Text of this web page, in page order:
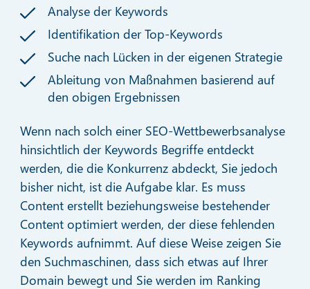
Analyse der Keywords
Identifikation der Top-Keywords
Suche nach Lücken in der eigenen Strategie
Ableitung von Maßnahmen basierend auf
den obigen Ergebnissen
Wenn nach solch einer SEO-Wettbewerbsanalyse
hinsichtlich der Keywords Begriffe entdeckt
werden, die die Konkurrenz abdeckt, Sie jedoch
bisher nicht, ist die Aufgabe klar. Es muss
Content erstellt beziehungsweise bestehender
Content optimiert werden, der diese fehlenden
Keywords aufnimmt. Auf diese Weise zeigen Sie
den Suchmaschinen, dass sich etwas auf Ihrer
Domain bewegt und Sie werden im Ranking